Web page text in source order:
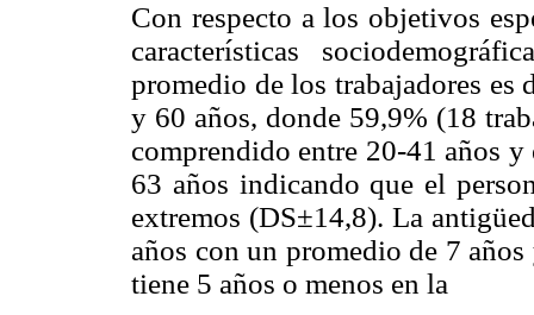
Con respecto a los objetivos
características
promedio de los trabajadores es
y 60 años, donde 59,9% (18
comprendido entre 20-41 años
63 años indicando que el
extremos (DS±14,8). La
años con un promedio de 7
tiene 5 años o menos en la